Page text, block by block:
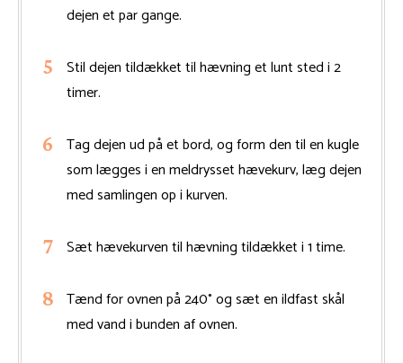
dejen et par gange.
Stil dejen tildækket til hævning et lunt sted i 2
timer.
Tag dejen ud på et bord, og form den til en kugle
som lægges i en meldrysset hævekurv, læg dejen
med samlingen op i kurven.
Sæt hævekurven til hævning tildækket i 1 time.
Tænd for ovnen på 240° og sæt en ildfast skål
med vand i bunden af ovnen.